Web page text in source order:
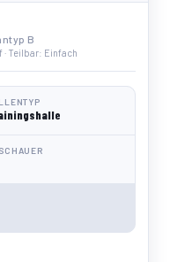
B
Teilbar: Einfach